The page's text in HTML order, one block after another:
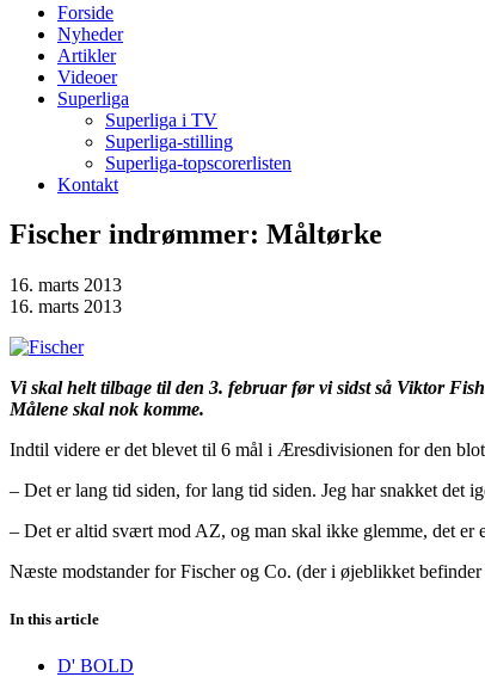
Forside
Nyheder
Artikler
Videoer
Superliga
Superliga i TV
Superliga-stilling
Superliga-topscorerlisten
Kontakt
Fischer indrømmer: Måltørke
16. marts 2013
16. marts 2013
Vi skal helt tilbage til den 3. februar før vi sidst så Viktor
Målene skal nok komme.
Indtil videre er det blevet til 6 mål i Æresdivisionen for den
– Det er lang tid siden, for lang tid siden. Jeg har snakket
– Det er altid svært mod AZ, og man skal ikke glemme, det er
Næste modstander for Fischer og Co. (der i øjeblikket
In this article
D' BOLD